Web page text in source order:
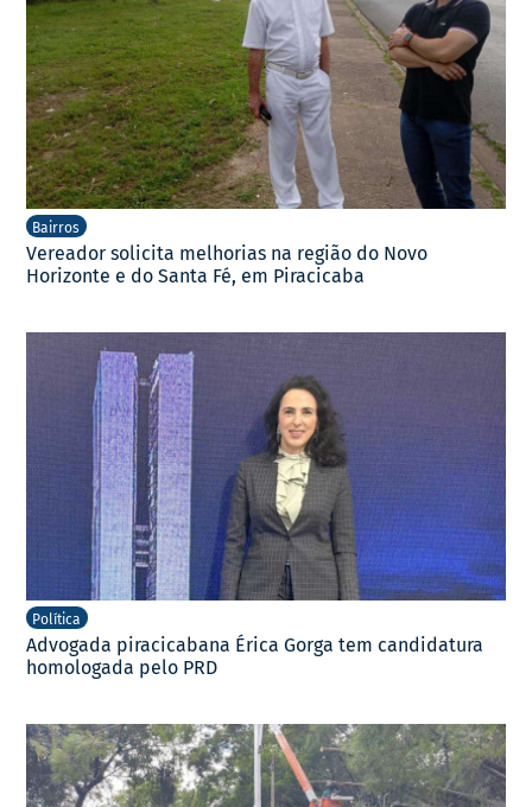
Bairros
Vereador solicita melhorias na região do Novo
Horizonte e do Santa Fé, em Piracicaba
Política
Advogada piracicabana Érica Gorga tem candidatura
homologada pelo PRD